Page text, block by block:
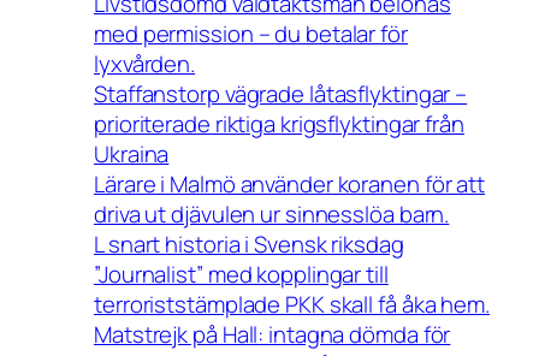
med permission – du betalar för
lyxvården.
Staffanstorp vägrade låtasflyktingar –
prioriterade riktiga krigsflyktingar från
Ukraina
Lärare i Malmö använder koranen för att
driva ut djävulen ur sinnesslöa barn.
L snart historia i Svensk riksdag
”Journalist” med kopplingar till
terroriststämplade PKK skall få åka hem.
Matstrejk på Hall: intagna dömda för